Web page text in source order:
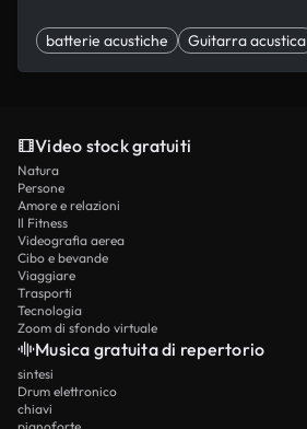
batterie acustiche Guitarra acustica
Video stock gratuiti
Natura
Persone
Amore e relazioni
Il Fitness
Videografia aerea
Cibo e bevande
Viaggiare
Trasporti
Tecnologia
Zoom di sfondo virtuale
Musica gratuita di repertorio
sintesi
Drum elettronico
chiavi